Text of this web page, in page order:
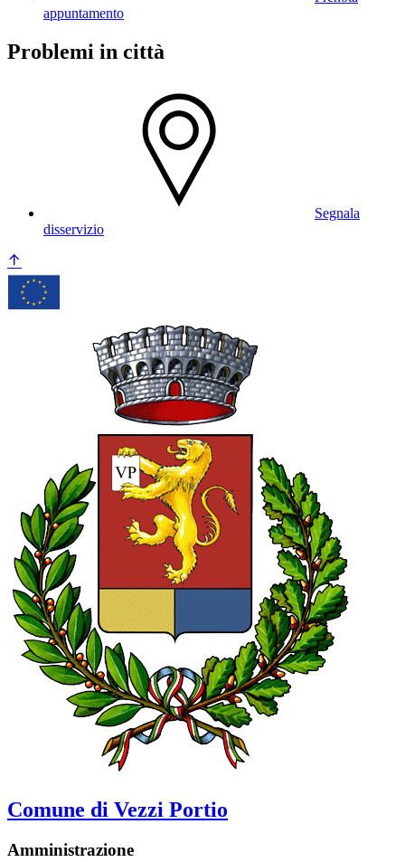
appuntamento
Problemi in città
Segnala
disservizio
Comune di Vezzi Portio
Amministrazione